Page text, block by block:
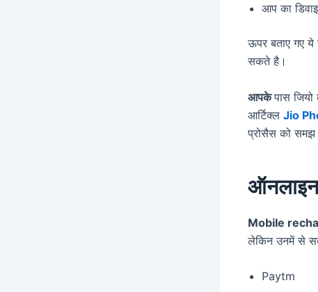
आप का
ऊपर बताए गए
सकते है।
आपकेपास
आर्टिक्ल Jio
प्रोसैस को
ऑनलाइन
Mobile
लेकिन उनमें से
Paytm